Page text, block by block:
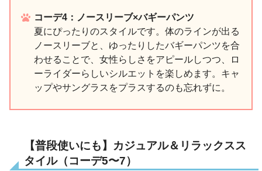
コーデ4：ノースリーブ×バギーパンツ
夏にぴったりのスタイルです。体のラインが出る
ノースリーブと、ゆったりしたバギーパンツを合
わせることで、女性らしさをアピールしつつ、ロ
ーライダーらしいシルエットを楽しめます。キャ
ップやサングラスをプラスするのも忘れずに。
【普段使いにも】カジュアル＆リラックスス
タイル（コーデ5〜7）